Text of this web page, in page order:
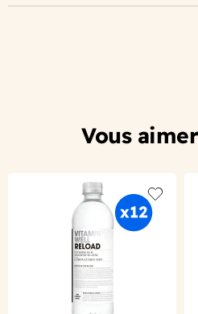
Vous
Add to